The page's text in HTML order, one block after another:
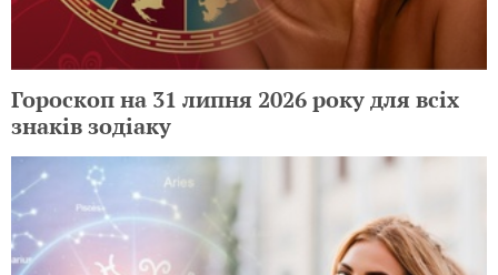
Гороскоп на 31 липня 2026 року для всіх
знаків зодіаку